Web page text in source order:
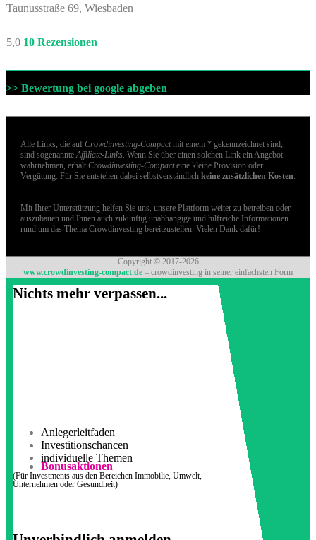
Taunusstraße 69, Wiesbaden
5,0 10 Rezensionen
>> Bewertung bei google abgeben
Alle Links, die auf Crowdinvesting-Compactmit einem * gekennzeichnet sind,
sind sogenannteAffiliate-Links. Wenn Sie über einen solchen Link ein Angebot
wahrnehmen, erhält Crowdinvesting-Compacteine kleine Provision oder
Vergütung. Für Sie entstehen dabei selbstverständlich keine zusätzlichen Kosten.
Mit Ihrer Unterstützung helfen Sie uns, unsere Plattform weiter zu betreiben oder
auszubauen und Ihnen auch zukünftig unabhängige und hilfreiche Informationen
rund um das Thema Crowdinvesting bereitzustellen. Vielen Dank dafür!
Copyright © 2017-2026
www.crowdinvesting-compact.de – crowdinvesting in seiner einfachsten Form
Nichts mehr verpassen...
Anlegerleitfaden
Investitionschancen
individuelle Themen
Bonusaktionen
(Für Investments aus den Bereichen Immobilie, Umwelt,
Unternehmen oder Gesundheit)